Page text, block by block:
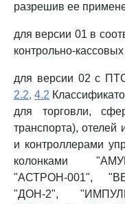
разрешив ее
для версии 01 в
контрольно-
для версии 02 с
2.2, 4.2
для торговли,
транспорта),
и контроллерами
колонками
"АСТРОН-001",
"ДОН-2",